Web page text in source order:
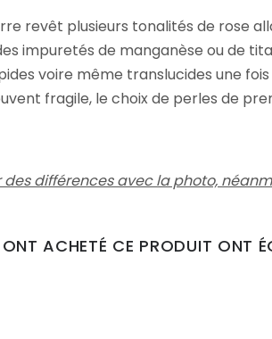
revêt plusieurs tonalités de rose
impuretés de manganèse ou de
voire même translucides une
fragile, le choix de perles de
différences avec la photo,
ACHETÉ CE PRODUIT ONT